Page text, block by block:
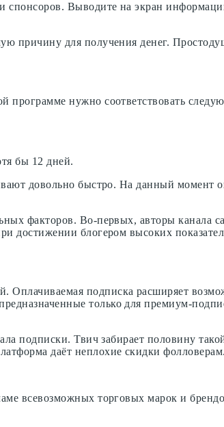
спонсоров. Выводите на экран
причину для получения денег.
программе нужно соответствовать
бы 12 дней.
довольно быстро. На данный момент
факторов. Во-первых, авторы канала
достижении блогером высоких
Оплачиваемая подписка расширяет
только для премиум-
подписки. Твич забирает половину
даёт неплохие скидки фолловерам.
всевозможных торговых марок и